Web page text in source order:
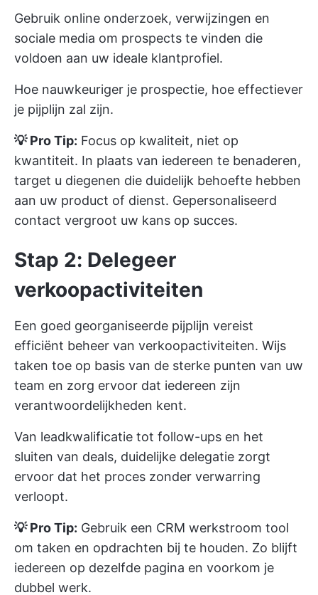
Gebruik online onderzoek, verwijzingen en
sociale media om prospects te vinden die
voldoen aan uw ideale klantprofiel.
Hoe nauwkeuriger je prospectie, hoe effectiever
je pijplijn zal zijn.
💡 Pro Tip: Focus op kwaliteit, niet op
kwantiteit. In plaats van iedereen te benaderen,
target u diegenen die duidelijk behoefte hebben
aan uw product of dienst. Gepersonaliseerd
contact vergroot uw kans op succes.
Stap 2: Delegeer
verkoopactiviteiten
Een goed georganiseerde pijplijn vereist
efficiënt beheer van verkoopactiviteiten. Wijs
taken toe op basis van de sterke punten van uw
team en zorg ervoor dat iedereen zijn
verantwoordelijkheden kent.
Van leadkwalificatie tot follow-ups en het
sluiten van deals, duidelijke delegatie zorgt
ervoor dat het proces zonder verwarring
verloopt.
💡 Pro Tip: Gebruik een CRM werkstroom tool
om taken en opdrachten bij te houden. Zo blijft
iedereen op dezelfde pagina en voorkom je
dubbel werk.